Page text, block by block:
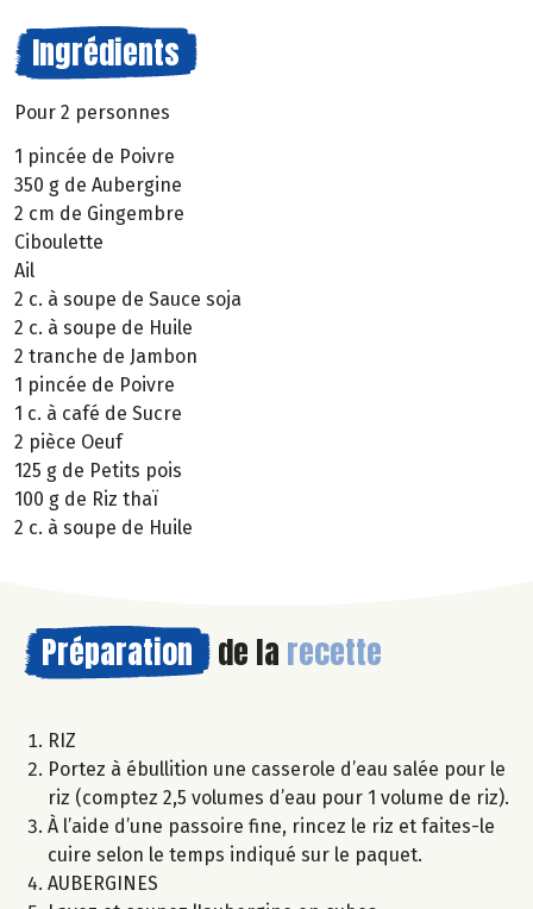
Ingrédients
Pour 2 personnes
1 pincée de Poivre
350 g de Aubergine
2 cm de Gingembre
Ciboulette
Ail
2 c. à soupe de Sauce soja
2 c. à soupe de Huile
2 tranche de Jambon
1 pincée de Poivre
1 c. à café de Sucre
2 pièce Oeuf
125 g de Petits pois
100 g de Riz thaï
2 c. à soupe de Huile
Préparation de la recette
RIZ
Portez à ébullition une casserole d’eau salée pour le
riz (comptez 2,5 volumes d’eau pour 1 volume de riz).
À l’aide d’une passoire fine, rincez le riz et faites-le
cuire selon le temps indiqué sur le paquet.
AUBERGINES